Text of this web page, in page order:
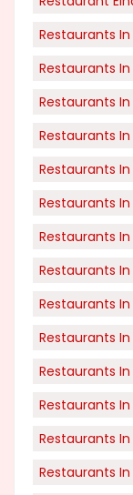
Restaurants
Restaurants
Restaurants
Restaurants
Restaurants
Restaurants
Restaurants
Restaurants
Restaurants
Restaurants
Restaurants
Restaurants
Restaurants
Restaurants